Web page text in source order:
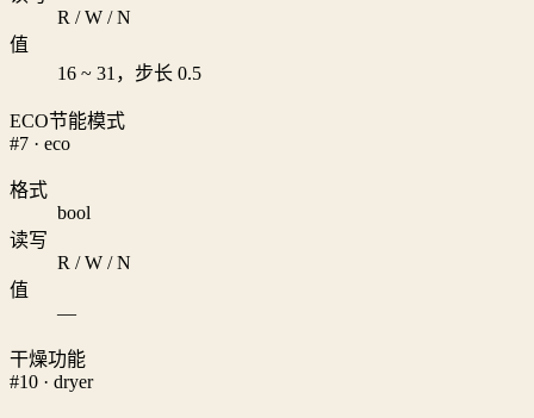
R / W / N
值
16 ~ 31，步长 0.5
ECO节能模式
#7 · eco
格式
bool
读写
R / W / N
值
—
干燥功能
#10 · dryer